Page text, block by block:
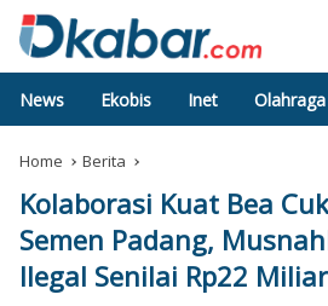
News Ekobis Inet Olahraga
Home Berita
Kolaborasi Kuat Bea
Semen Padang,
Ilegal Senilai Rp22 Miliar